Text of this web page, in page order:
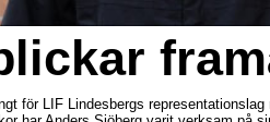
för LIF Lindesbergs representationslag